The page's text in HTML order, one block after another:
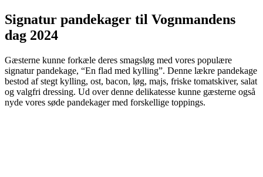
Signatur pandekager til Vognmandens
dag 2024
Gæsterne kunne forkæle deres smagsløg med vores populære
signatur pandekage, “En flad med kylling”. Denne lækre pandekage
bestod af stegt kylling, ost, bacon, løg, majs, friske tomatskiver, salat
og valgfri dressing. Ud over denne delikatesse kunne gæsterne også
nyde vores søde pandekager med forskellige toppings.